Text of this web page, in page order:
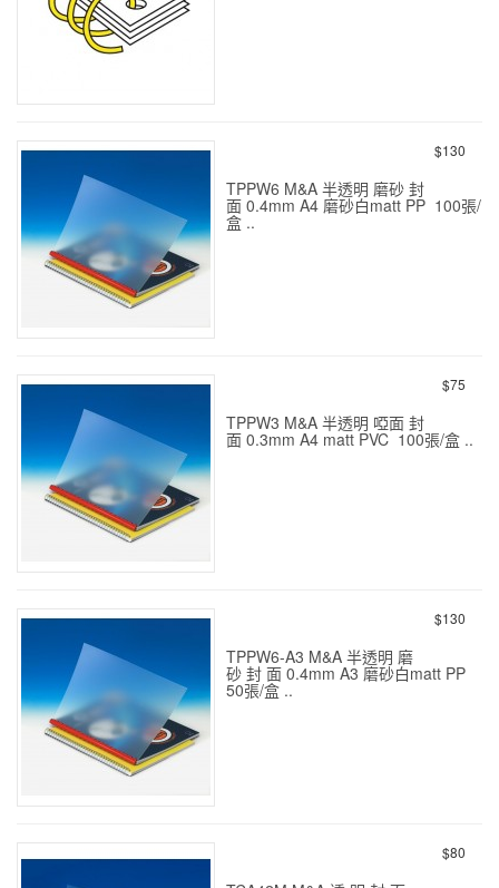
$130
100s
TPPW6 M&A 半透明 磨砂 封
面 0.4mm A4 磨砂白matt PP 100張/
盒 ..
$75
100s
TPPW3 M&A 半透明 啞面 封
面 0.3mm A4 matt PVC 100張/盒 ..
$130
50s
TPPW6-A3 M&A 半透明 磨
砂 封 面 0.4mm A3 磨砂白matt PP
50張/盒 ..
$80